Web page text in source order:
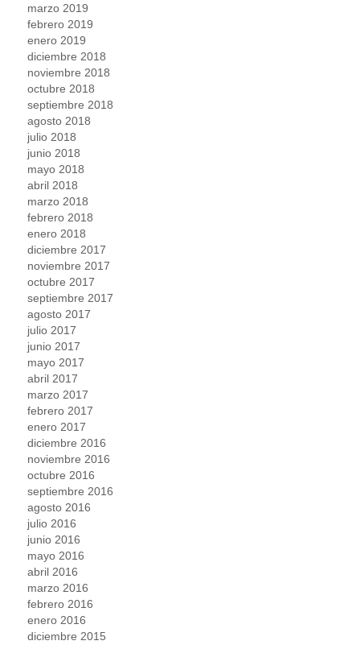
marzo 2019
febrero 2019
enero 2019
diciembre 2018
noviembre 2018
octubre 2018
septiembre 2018
agosto 2018
julio 2018
junio 2018
mayo 2018
abril 2018
marzo 2018
febrero 2018
enero 2018
diciembre 2017
noviembre 2017
octubre 2017
septiembre 2017
agosto 2017
julio 2017
junio 2017
mayo 2017
abril 2017
marzo 2017
febrero 2017
enero 2017
diciembre 2016
noviembre 2016
octubre 2016
septiembre 2016
agosto 2016
julio 2016
junio 2016
mayo 2016
abril 2016
marzo 2016
febrero 2016
enero 2016
diciembre 2015